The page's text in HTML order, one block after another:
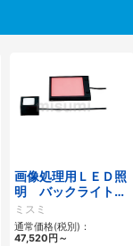
画像処理用ＬＥＤ照
明 バックライトタ
イプ
ミスミ
通常価格(税別)：
47,520 円 ～